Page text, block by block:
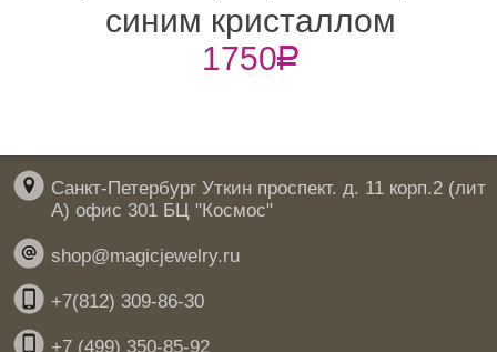
небесными
Swarovski
1750
Санкт-Петербург Уткин проспект. д. 11 корп.2 (лит
А) офис 301 БЦ "Космос"
shop@magicjewelry.ru
+7(812) 309-86-30
+7 (499) 350-85-92